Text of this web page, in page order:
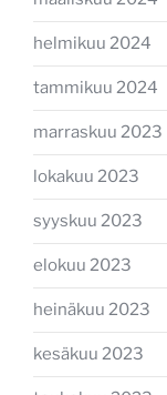
helmikuu 2024
tammikuu 2024
marraskuu 2023
lokakuu 2023
syyskuu 2023
elokuu 2023
heinäkuu 2023
kesäkuu 2023